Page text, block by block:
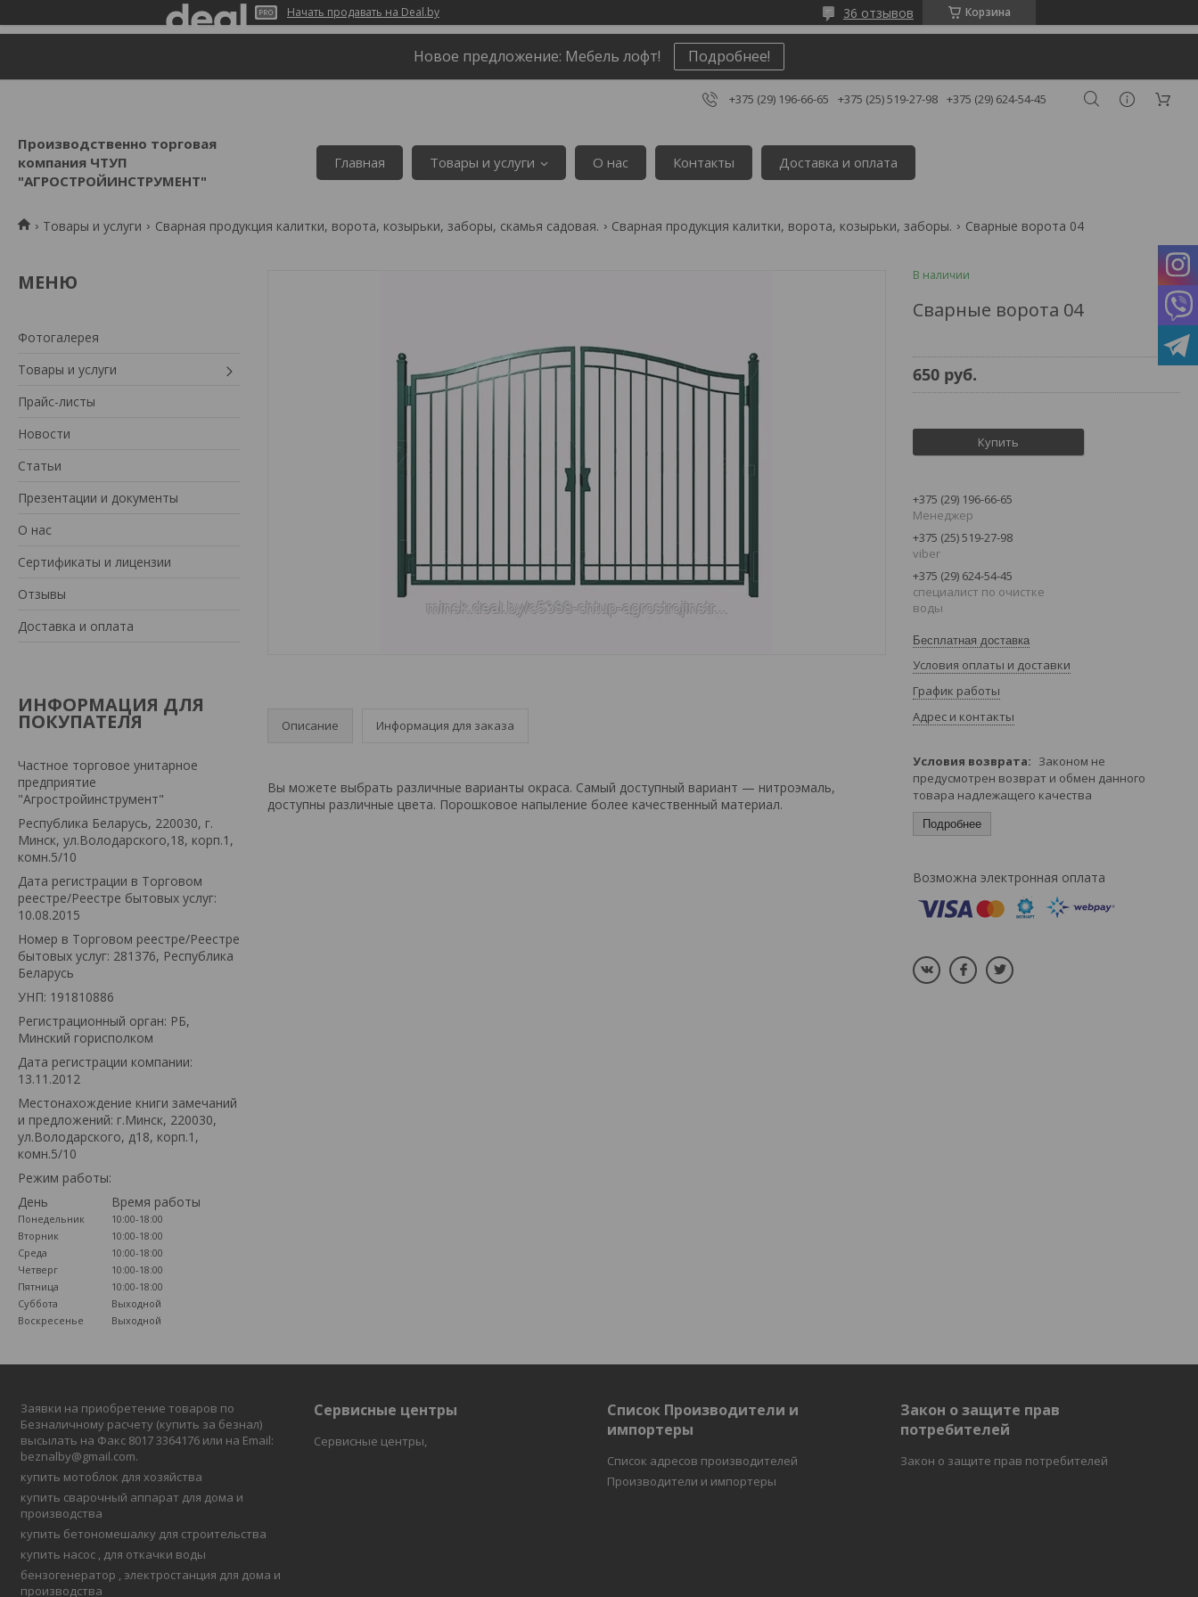
Начать продавать на Deal.by Корзина
36 отзывов
Новое предложение: Мебель лофт! Подробнее!
+375 (29) 196-66-65 +375 (25) 519-27-98 +375 (29) 624-54-45
Производственно торговая
компания ЧТУП
"АГРОСТРОЙИНСТРУМЕНТ"
Главная Товары и услуги О нас Контакты Доставка и оплата
Товары и услуги Сварная продукция калитки, ворота, козырьки, заборы, скамья садовая. Сварная продукция калитки, ворота, козырьки, заборы. Сварные ворота 04
Фотогалерея
Товары и услуги
Прайс-листы
Новости
Статьи
Презентации и документы
О нас
Сертификаты и лицензии
Отзывы
Доставка и оплата
ИНФОРМАЦИЯ ДЛЯ
ПОКУПАТЕЛЯ
Частное торговое унитарное
предприятие
"Агростройинструмент"
Республика Беларусь, 220030, г.
Минск, ул.Володарского,18, корп.1,
комн.5/10
Дата регистрации в Торговом
реестре/Реестре бытовых услуг:
10.08.2015
Номер в Торговом реестре/Реестре
бытовых услуг: 281376, Республика
Беларусь
УНП: 191810886
Регистрационный орган: РБ,
Минский горисполком
Дата регистрации компании:
13.11.2012
Местонахождение книги замечаний
и предложений: г.Минск, 220030,
ул.Володарского, д18, корп.1,
комн.5/10
Режим работы:
День
Время работы
Понедельник
10:00-18:00
Вторник
10:00-18:00
Среда
10:00-18:00
Четверг
10:00-18:00
Пятница
10:00-18:00
Суббота
Выходной
Воскресенье
Выходной
Описание Информация для заказа
Вы можете выбрать различные варианты окраса. Самый доступный вариант — нитроэмаль,
доступны различные цвета. Порошковое напыление более качественный материал.
В наличии
Сварные ворота 04
650 руб.
Купить
+375 (29) 196-66-65
Менеджер
+375 (25) 519-27-98
viber
+375 (29) 624-54-45
специалист по очистке
воды
Бесплатная доставка
Условия оплаты и доставки
График работы
Адрес и контакты
Законом не
предусмотрен возврат и обмен данного
товара надлежащего качества
Подробнее
Заявки на приобретение товаров по
Безналичному расчету (купить за безнал)
высылать на Факс 8017 3364176 или на Email:
beznalby@gmail.com.
купить мотоблок для хозяйства
купить сварочный аппарат для дома и
производства
купить бетономешалку для строительства
купить насос , для откачки воды
бензогенератор , электростанция для дома и
производства
Сервисные центры
Сервисные центры,
Список Производители и
импортеры
Список адресов производителей
Производители и импортеры
Закон о защите прав
потребителей
Закон о защите прав потребителей